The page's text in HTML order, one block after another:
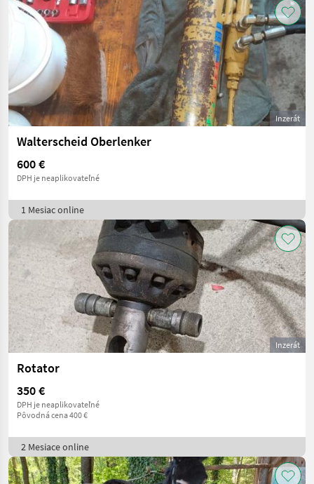
Inzerát
Walterscheid Oberlenker
600 €
DPH je neaplikovateľné
1 Mesiac online
Inzerát
Rotator
350 €
DPH je neaplikovateľné
Pôvodná cena 400 €
2 Mesiace online